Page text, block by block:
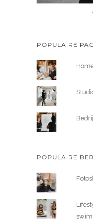
POPULAIRE
POPULAIRE
swim